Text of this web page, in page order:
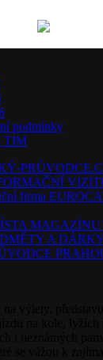
podmínky
TIM
firma
A DÁRKY